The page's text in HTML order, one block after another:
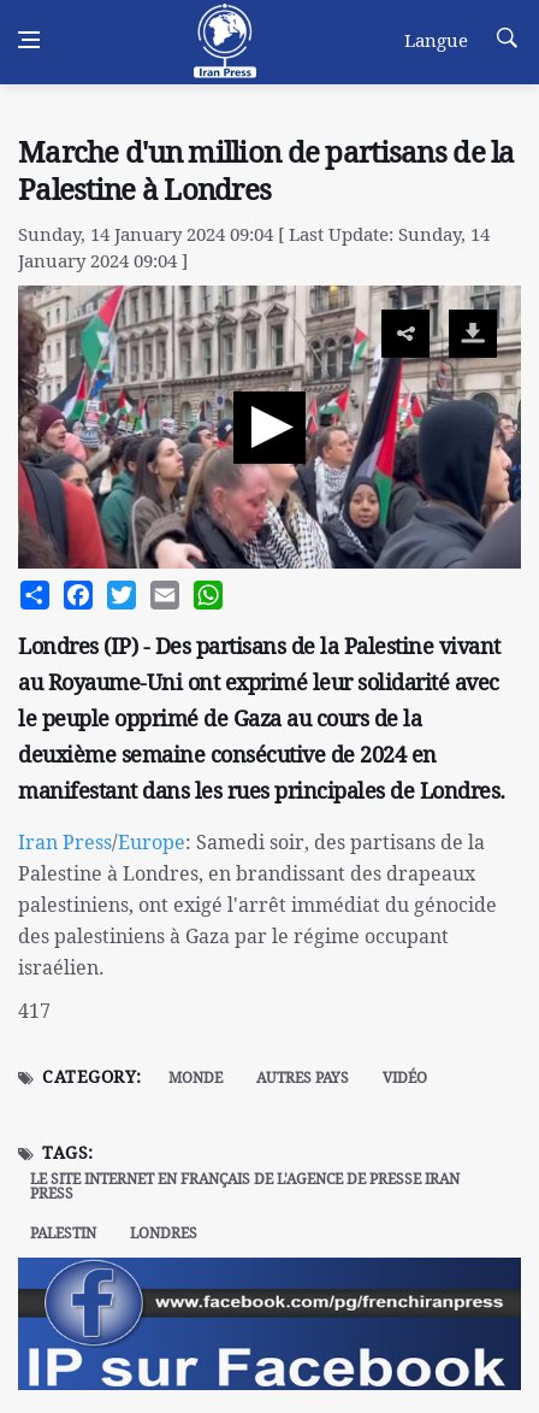
Langue
Marche d'un million de partisans de la
Palestine à Londres
Sunday, 14 January 2024 09:04 [ Last Update: Sunday, 14
January 2024 09:04 ]
Share FacebookTwitterEmail
Londres (IP) - Des partisans de la Palestine vivant
au Royaume-Uni ont exprimé leur solidarité avec
le peuple opprimé de Gaza au cours de la
deuxième semaine consécutive de 2024 en
manifestant dans les rues principales de Londres.
Iran Press/Europe: Samedi soir, des partisans de la
Palestine à Londres, en brandissant des drapeaux
palestiniens, ont exigé l'arrêt immédiat du génocide
des palestiniens à Gaza par le régime occupant
israélien.
417
CATEGORY: MONDE AUTRES PAYS VIDÉO
TAGS:
LE SITE INTERNET EN FRANÇAIS DE L'AGENCE DE PRESSE IRAN
PRESS
PALESTIN
LONDRES